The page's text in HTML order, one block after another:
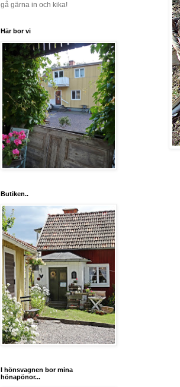
gå gärna in och kika!
Här bor vi
Butiken..
I hönsvagnen bor mina
hönapönor...